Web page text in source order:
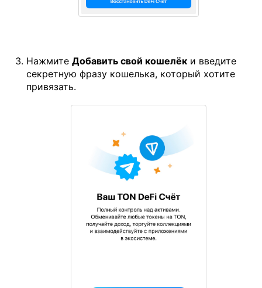
Нажмите Добавить свой кошелёк и введите
секретную фразу кошелька, который хотите
привязать.